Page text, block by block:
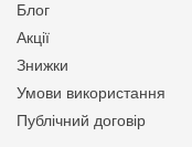
Блог
Акції
Знижки
Умови використання
Публічний договір